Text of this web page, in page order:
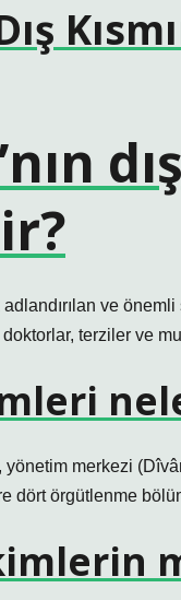
ve
terziler ve
yönetim merkezi
dört örgütlenme